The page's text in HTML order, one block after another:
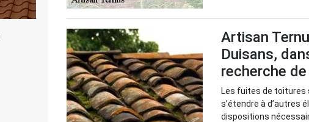
Artisan
Duisans,
recherche
Les fuites de toitures
s’étendre à d’autres
dispositions